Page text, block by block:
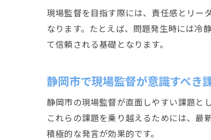
現場監督を目指す際には、責任感とリー
なります。たとえば、問題発生時には冷
て信頼される基礎となります。
静岡市で現場監督が意識すべき
静岡市の現場監督が直面しやすい課題と
これらの課題を乗り越えるためには、最
積極的な発言が効果的です。